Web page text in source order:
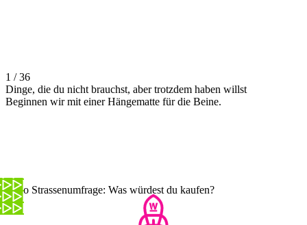
1 / 36
Dinge, die du nicht brauchst, aber trotzdem haben willst
Beginnen wir mit einer Hängematte für die Beine.
Lotto Strassenumfrage: Was würdest du kaufen?